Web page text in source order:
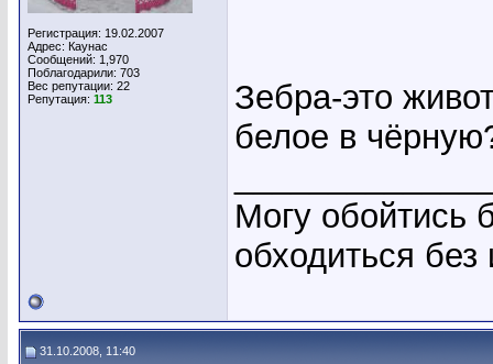
Регистрация: 19.02.2007
Адрес: Каунас
Сообщений: 1,970
Поблагодарили: 703
Вес репутации: 22
Репутация: 113
Зебра-это
белое в
Могу обойтись
обходиться
31.10.2008, 11:40